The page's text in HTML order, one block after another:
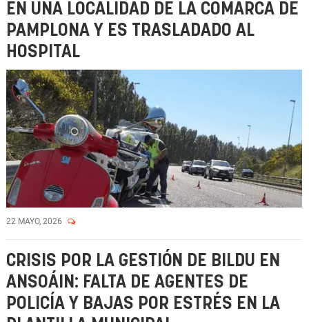
EN UNA LOCALIDAD DE LA COMARCA DE
PAMPLONA Y ES TRASLADADO AL
HOSPITAL
22 MAYO, 2026
CRISIS POR LA GESTIÓN DE BILDU EN
ANSOÁIN: FALTA DE AGENTES DE
POLICÍA Y BAJAS POR ESTRÉS EN LA